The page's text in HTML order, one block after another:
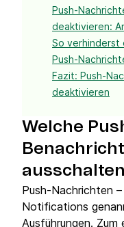
Push-
deaktivieren:
So verhinderst
Push-
Fazit: Push-
deaktivieren
Welche
Push-Nachrichten
Notifications
Ausführungen.